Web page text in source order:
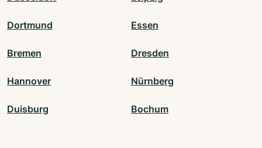
Dortmund Essen
Bremen Dresden
Hannover Nürnberg
Duisburg Bochum